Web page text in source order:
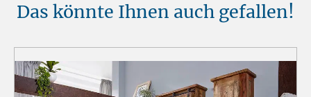
Das könnte Ihnen auch gefallen!